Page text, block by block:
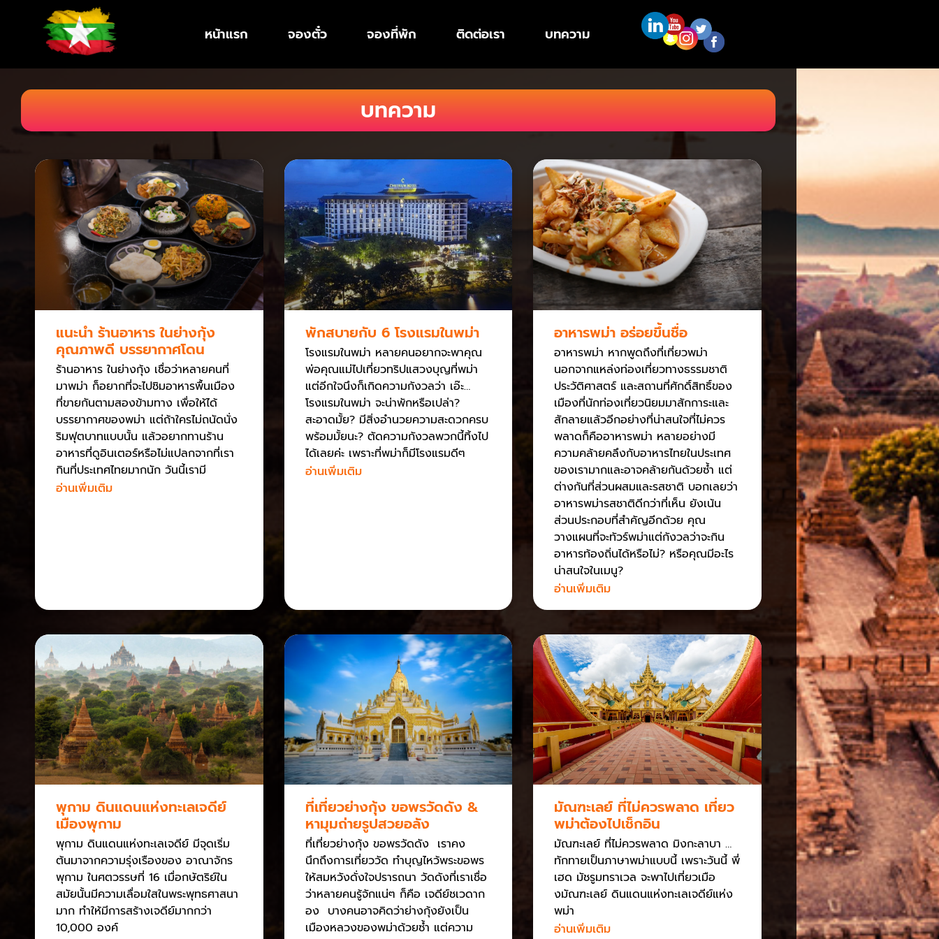
หน้าแรก จองตั๋ว จองที่พัก ติดต่อเรา บทความ
บทความ
แนะนำ ร้านอาหาร ในย่างกุ้ง
คุณภาพดี บรรยากาศโดน
ร้านอาหาร ในย่างกุ้ง เชื่อว่าหลายคนที่
มาพม่า ก็อยากที่จะไปชิมอาหารพื้นเมือง
ที่ขายกันตามสองข้ามทาง เพื่อให้ได้
บรรยากาศของพม่า แต่ถ้าใครไม่ถนัดนั่ง
ริมฟุตบาทแบบนั้น แล้วอยากทานร้าน
อาหารที่ดูอินเตอร์หรือไม่แปลกจากที่เรา
กินที่ประเทศไทยมากนัก วันนี้เรามี
อ่านเพิ่มเติม
พักสบายกับ 6 โรงแรมในพม่า
โรงแรมในพม่า หลายคนอยากจะพาคุณ
พ่อคุณแม่ไปเที่ยวทริปแสวงบุญที่พม่า
แต่อีกใจนึงก็เกิดความกังวลว่า เอ๊ะ…
โรงแรมในพม่า จะน่าพักหรือเปล่า?
สะอาดมั้ย? มีสิ่งอำนวยความสะดวกครบ
พร้อมมั้ยนะ? ตัดความกังวลพวกนี้ทิ้งไป
ได้เลยค่ะ เพราะที่พม่าก็มีโรงแรมดีๆ
อ่านเพิ่มเติม
อาหารพม่า อร่อยขึ้นชื่อ
อาหารพม่า หากพูดถึงที่เที่ยวพม่า
นอกจากแหล่งท่องเที่ยวทางธรรมชาติ
ประวัติศาสตร์ และสถานที่ศักดิ์สิทธิ์ของ
เมืองที่นักท่องเที่ยวนิยมมาสักการะและ
สักลายแล้วอีกอย่างที่น่าสนใจที่ไม่ควร
พลาดก็คืออาหารพม่า หลายอย่างมี
ความคล้ายคลึงกับอาหารไทยในประเทศ
ของเรามากและอาจคล้ายกันด้วยซ้ำ แต่
ต่างกันที่ส่วนผสมและรสชาติ บอกเลยว่า
อาหารพม่ารสชาติดีกว่าที่เห็น ยังเน้น
ส่วนประกอบที่สำคัญอีกด้วย คุณ
วางแผนที่จะทัวร์พม่าแต่กังวลว่าจะกิน
อาหารท้องถิ่นได้หรือไม่? หรือคุณมีอะไร
น่าสนใจในเมนู?
อ่านเพิ่มเติม
พุกาม ดินแดนแห่งทะเลเจดีย์
เมืองพุกาม
พุกาม ดินแดนแห่งทะเลเจดีย์ มีจุดเริ่ม
ต้นมาจากความรุ่งเรืองของ อาณาจักร
พุกาม ในศตวรรษที่ 16 เมื่อกษัตริย์ใน
สมัยนั้นมีความเลื่อมใสในพระพุทธศาสนา
มาก ทำให้มีการสร้างเจดีย์มากกว่า
10,000 องค์
ที่เที่ยวย่างกุ้ง ขอพรวัดดัง &
หามุมถ่ายรูปสวยอลัง
ที่เที่ยวย่างกุ้ง ขอพรวัดดัง เราคง
นึกถึงการเที่ยววัด ทำบุญไหว้พระขอพร
ให้สมหวังดั่งใจปรารถนา วัดดังที่เราเชื่อ
ว่าหลายคนรู้จักแน่ๆ ก็คือ เจดีย์ชเวดาก
อง บางคนอาจคิดว่าย่างกุ้งยังเป็น
เมืองหลวงของพม่าด้วยซ้ำ แต่ความ
มัณฑะเลย์ ที่ไม่ควรพลาด เที่ยว
พม่าต้องไปเช็กอิน
มัณฑะเลย์ ที่ไม่ควรพลาด มิงกะลาบา …
ทักทายเป็นภาษาพม่าแบบนี้ เพราะวันนี้ พี่
เฮด มัชรูมทราเวล จะพาไปเที่ยวเมือ
งมัณฑะเลย์ ดินแดนแห่งทะเลเจดีย์แห่ง
พม่า
อ่านเพิ่มเติม